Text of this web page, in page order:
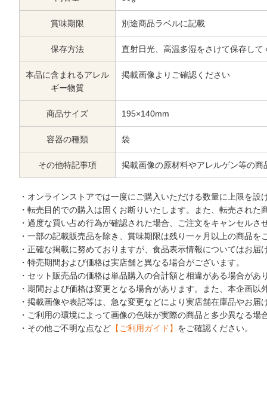
賞味期限 別途商品ラベルに記載
保存方法 直射日光、高温多湿をさけて保存して
本品に含まれるアレル
ギー物質
掲載画像よりご確認ください
商品サイズ 195×140mm
容器の種類 袋
その他特記事項 掲載画像の原材料やアレルゲン等の
・オンラインストアでは一度にご購入いただける数量に上限を設
・転売目的での購入は固くお断りいたします。また、転売された
・過度な買い占め行為が確認された場合、ご注文をキャンセルさ
・一部の記載販売品を除き、賞味期限は残り一ヶ月以上の商品を
・正確な掲載に努めておりますが、食品表示情報についてはお届
・特売期間および価格は実店舗と異なる場合がございます。
・セット販売品の価格は単品購入の合計額と相違がある場合があ
・期間および価格は変更となる場合があります。また、本企画以
・掲載画像や表記等は、急な変更などにより実店舗在庫品やお届
・ご利用の環境によって画像の色味が実際の商品と多少異なる場
・その他ご不明な点など 【ご利用ガイド】 をご確認ください。